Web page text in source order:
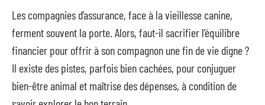
Les compagnies d’assurance, face à la vieillesse canine,
ferment souvent la porte. Alors, faut-il sacrifier l’équilibre
financier pour offrir à son compagnon une fin de vie digne ?
Il existe des pistes, parfois bien cachées, pour conjuguer
bien-être animal et maîtrise des dépenses, à condition de